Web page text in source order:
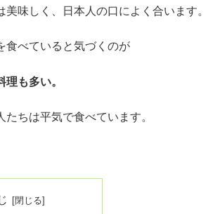
美味しく、日本人の口によく合います。
食べていると気づくのが
も多い。
たちは平気で食べています。